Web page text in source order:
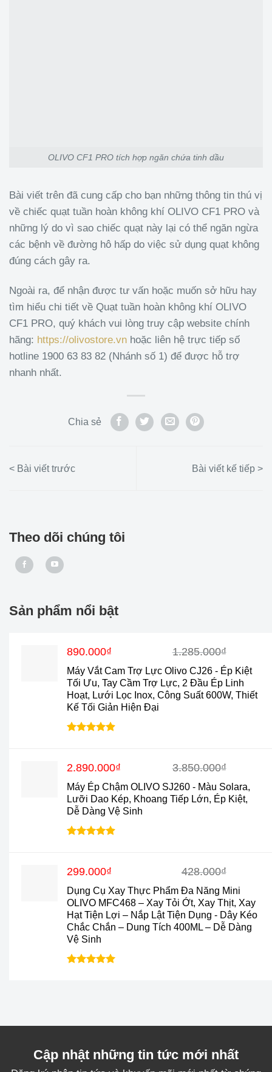
OLIVO CF1 PRO tích hợp ngăn chứa tinh dầu
Bài viết trên đã cung cấp cho bạn những thông tin thú vị
về chiếc quạt tuần hoàn không khí OLIVO CF1 PRO và
những lý do vì sao chiếc quạt này lại có thể ngăn ngừa
các bệnh về đường hô hấp do việc sử dụng quạt không
đúng cách gây ra.
Ngoài ra, để nhận được tư vấn hoặc muốn sở hữu hay
tìm hiểu chi tiết về Quạt tuần hoàn không khí OLIVO
CF1 PRO, quý khách vui lòng truy cập website chính
hãng: https://olivostore.vn hoặc liên hệ trực tiếp số
hotline 1900 63 83 82 (Nhánh số 1) để được hỗ trợ
nhanh nhất.
Chia sẻ
Theo dõi chúng tôi
Sản phẩm nổi bật
Máy Vắt Cam Trợ Lực Olivo CJ26 - Ép Kiệt
Tối Ưu, Tay Cầm Trợ Lực, 2 Đầu Ép Linh
Hoạt, Lưới Lọc Inox, Công Suất 600W, Thiết
Kế Tối Giản Hiện Đại
1.285.000₫
Giá
là:
1.285.000₫.
890.000₫
Giá
tại
là:
890.000₫.
Máy Ép Chậm OLIVO SJ260 - Màu Solara,
Lưỡi Dao Kép, Khoang Tiếp Lớn, Ép Kiệt,
Dễ Dàng Vệ Sinh
3.850.000₫
Giá
là:
3.850.000₫.
2.890.000₫
Giá
tại
là:
2.890.000₫.
Dụng Cụ Xay Thực Phẩm Đa Năng Mini
OLIVO MFC468 – Xay Tỏi Ớt, Xay Thịt, Xay
Hạt Tiện Lợi – Nắp Lật Tiện Dụng - Dây Kéo
Chắc Chắn – Dung Tích 400ML – Dễ Dàng
Vệ Sinh
428.000₫
Giá
là:
428.000₫.
299.000₫
Giá
tại
là:
299.000₫.
Cập nhật những tin tức mới nhất